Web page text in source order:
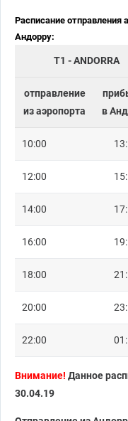
Расписание отправления
Андорру:
T1 - ANDORRA
отправление
из аэропорта
в
10:00
12:00
14:00
16:00
18:00
20:00
22:00
Внимание! Данное
30.04.19